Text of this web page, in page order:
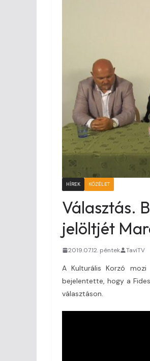
HÍREK KÖZÉLET
Választás.
jelöltjét
2019.07.12. péntek TaviTV
A Kulturális Korzó
bejelentette, hogy a
választáson.